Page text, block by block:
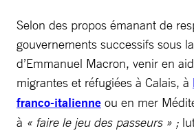
Selon des propos émanant de
gouvernements successifs sous
d’Emmanuel Macron, venir en
migrantes et réfugiées à Calais, à
franco-italienne ou en mer
à « faire le jeu des passeurs » ;